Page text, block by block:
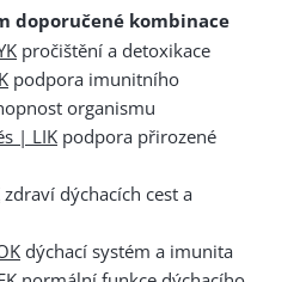
doporučené kombinace
pročištění a detoxikace
podpora imunitního
organismu
| LIK podpora přirozené
zdraví dýchacích cest a
dýchací systém a imunita